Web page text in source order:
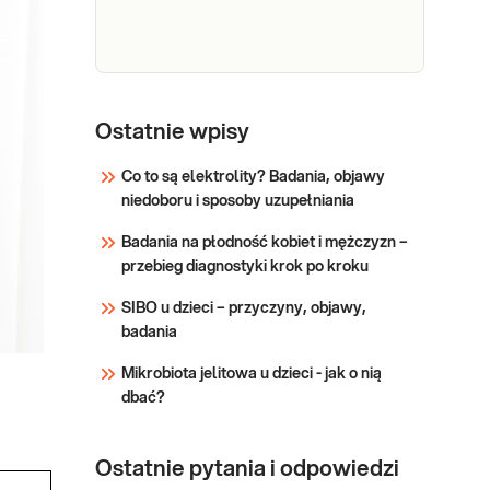
piękne i
włosy -
dla kobiet
mężczyzn
Mężczyzn Wskazany: → W
przypadku nadmiernego
pogorszenia ich wyglądu,
nadmiernej łamliwości, utraty
połysku → Profilaktycznie, do
Do wykonania ba
Sprawdź
Ostatnie wpisy
Co to są elektrolity? Badania, objawy
niedoboru i sposoby uzupełniania
Badania na płodność kobiet i mężczyzn –
przebieg diagnostyki krok po kroku
SIBO u dzieci – przyczyny, objawy,
badania
Mikrobiota jelitowa u dzieci - jak o nią
dbać?
Ostatnie pytania i odpowiedzi